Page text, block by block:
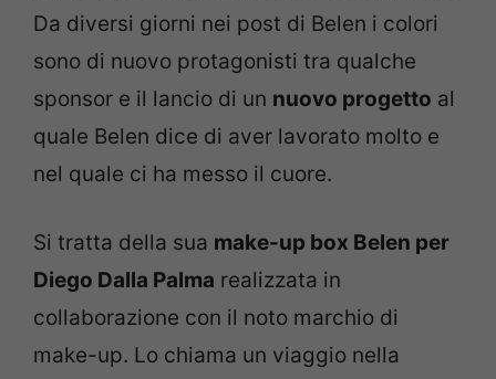
Da diversi giorni nei post di Belen i colori
sono di nuovo protagonisti tra qualche
sponsor e il lancio di un nuovo progetto al
quale Belen dice di aver lavorato molto e
nel quale ci ha messo il cuore.
Si tratta della sua make-up box Belen per
Diego Dalla Palma realizzata in
collaborazione con il noto marchio di
make-up. Lo chiama un viaggio nella